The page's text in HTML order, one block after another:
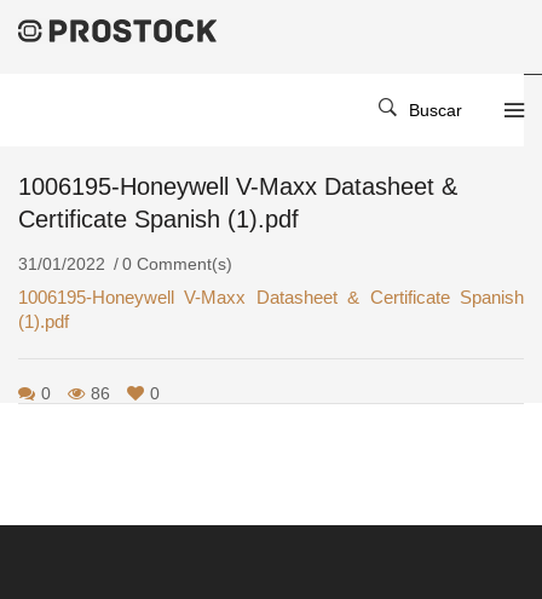
Buscar
1006195-Honeywell V-Maxx Datasheet & Certificate Spanish
1006195-Honeywell V-Maxx Datasheet &
Certificate Spanish (1).pdf
31/01/2022 0 Comment(s)
1006195-Honeywell V-Maxx Datasheet & Certificate Spanish
(1).pdf
0 86 0